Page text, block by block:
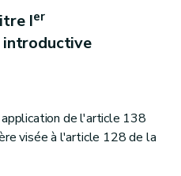
Ier
de l'article 138
visée à l'article 128 de la